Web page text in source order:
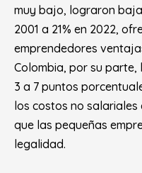
muy bajo, lograron
2001 a 21% en 2022,
emprendedores
Colombia, por su
3 a 7 puntos
los costos no
que las pequeñas
legalidad.